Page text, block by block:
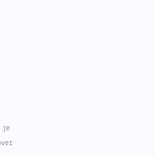
je